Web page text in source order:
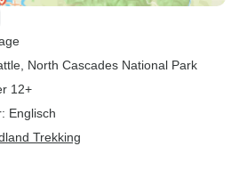
, North Cascades National Park
12+
Englisch
Trekking